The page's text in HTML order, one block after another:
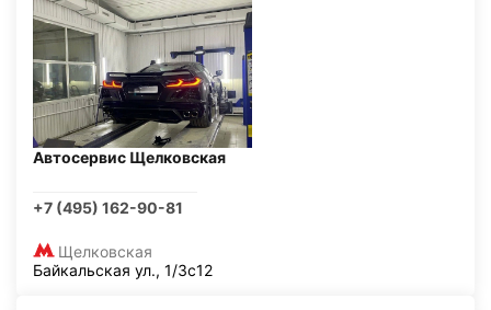
Автосервис Щелковская
+7 (495) 162-90-81
Щелковская
Байкальская ул., 1/3с12